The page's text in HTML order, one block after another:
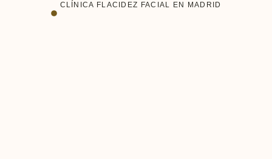
CLÍNICA FLACIDEZ FACIAL EN MADRID